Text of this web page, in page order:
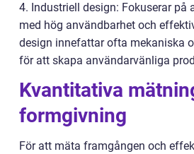
4. Industriell design: Fokuserar på
med hög användbarhet och
design innefattar ofta mekaniska
för att skapa användarvänliga
Kvantitativa
formgivning
För att mäta framgången och